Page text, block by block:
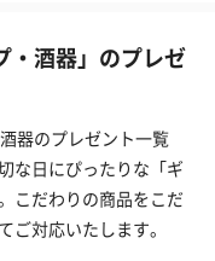
・酒器」のプレゼ
器のプレゼント一覧
な日にぴったりな「ギ
こだわりの商品をこだ
ご対応いたします。